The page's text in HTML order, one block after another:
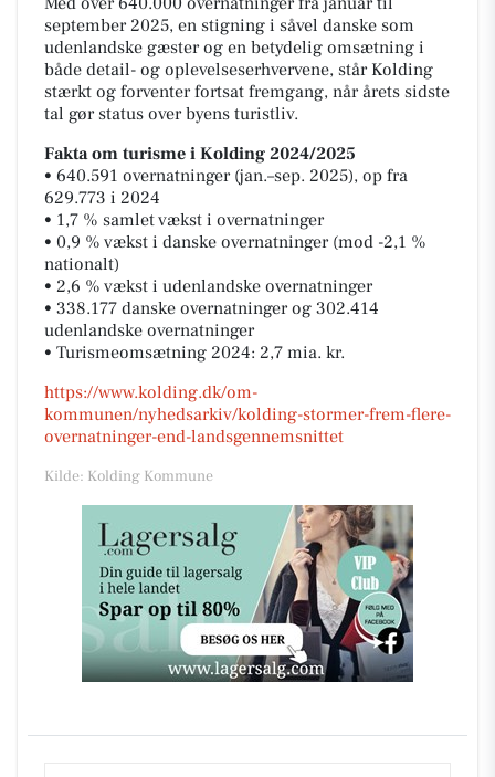
september 2025, en stigning i såvel danske som
udenlandske gæster og en betydelig omsætning i
både detail- og oplevelseserhvervene, står Kolding
stærkt og forventer fortsat fremgang, når årets sidste
tal gør status over byens turistliv.
Fakta om turisme i Kolding 2024/2025
• 640.591 overnatninger (jan.–sep. 2025), op fra
629.773 i 2024
• 1,7 % samlet vækst i overnatninger
• 0,9 % vækst i danske overnatninger (mod -2,1 %
nationalt)
• 2,6 % vækst i udenlandske overnatninger
• 338.177 danske overnatninger og 302.414
udenlandske overnatninger
• Turismeomsætning 2024: 2,7 mia. kr.
https://www.kolding.dk/om-
kommunen/nyhedsarkiv/kolding-stormer-frem-flere-
overnatninger-end-landsgennemsnittet
Kilde: Kolding Kommune